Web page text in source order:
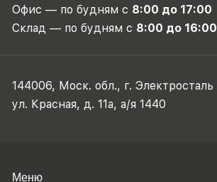
Офис — по будням с 8:00 до 17:00
Склад — по будням с 8:00 до 16:00
144006, Моск. обл., г. Электросталь
ул. Красная, д. 11а, а/я 1440
Меню